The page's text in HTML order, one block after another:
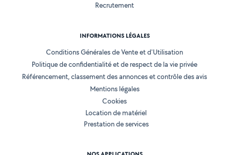
Recrutement
INFORMATIONS LÉGALES
Conditions Générales de Vente et d'Utilisation
Politique de confidentialité et de respect de la vie privée
Référencement, classement des annonces et contrôle des avis
Mentions légales
Cookies
Location de matériel
Prestation de services